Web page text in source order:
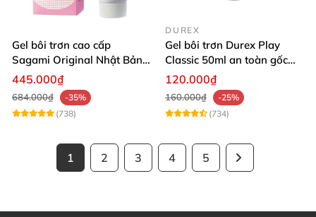
Gel bôi trơn cao cấp
Sagami Original Nhật Bản
an toàn dịu nhẹ
445.000₫
684.000₫
-35%
(738)
DUREX
Gel bôi trơn Durex Play
Classic 50ml an toàn gốc
nước tăng độ ẩm
120.000₫
160.000₫
-25%
(734)
1 2 3 4 5